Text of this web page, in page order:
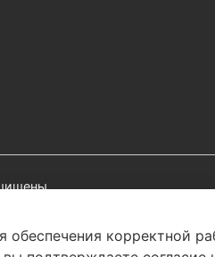
округ Митино, ул. Митинская,
корректной